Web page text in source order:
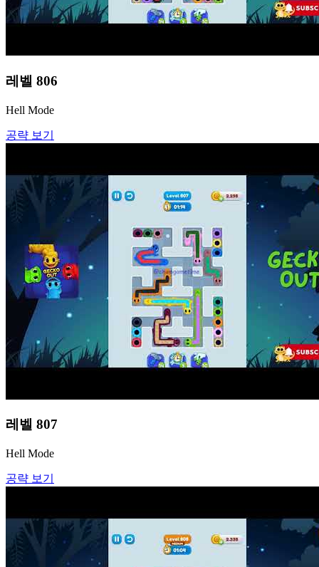
레벨 806
Hell Mode
공략 보기
레벨 807
Hell Mode
공략 보기